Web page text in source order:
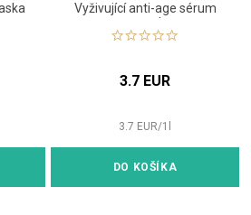
Vyživující anti-age sérum
vzorek
3.7 EUR
3.7 EUR/1
DO KOŠÍKA